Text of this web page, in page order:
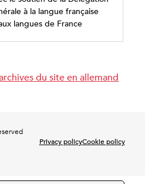
à la langue française
langues de France
du site en allemand
Privacy policyCookie policy